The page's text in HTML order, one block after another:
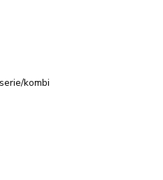
kombi